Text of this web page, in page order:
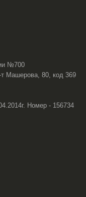
№700
Машерова, 80, код 369
Номер - 156734